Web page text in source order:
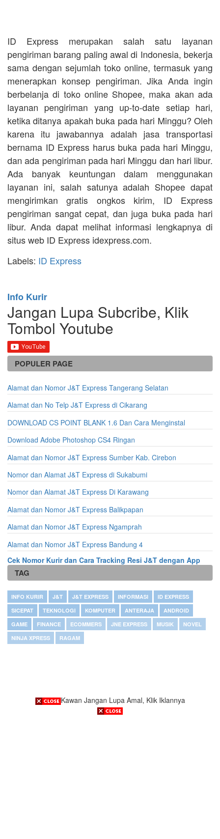
ID Express merupakan salah satu layanan
pengiriman barang paling awal di Indonesia, bekerja
sama dengan sejumlah toko online, termasuk yang
menerapkan konsep pengiriman. Jika Anda ingin
berbelanja di toko online Shopee, maka akan ada
layanan pengiriman yang up-to-date setiap hari,
ketika ditanya apakah buka pada hari Minggu? Oleh
karena itu jawabannya adalah jasa transportasi
bernama ID Express harus buka pada hari Minggu,
dan ada pengiriman pada hari Minggu dan hari libur.
Ada banyak keuntungan dalam menggunakan
layanan ini, salah satunya adalah Shopee dapat
mengirimkan gratis ongkos kirim, ID Express
pengiriman sangat cepat, dan juga buka pada hari
libur. Anda dapat melihat informasi lengkapnya di
situs web ID Express idexpress.com.
Labels: ID Express
Info Kurir
Jangan Lupa Subcribe, Klik
Tombol Youtube
POPULER PAGE
Alamat dan Nomor J&T Express Tangerang Selatan
Alamat dan No Telp J&T Express di Cikarang
DOWNLOAD CS POINT BLANK 1.6 Dan Cara Menginstal
Download Adobe Photoshop CS4 Ringan
Alamat dan Nomor J&T Express Sumber Kab. Cirebon
Nomor dan Alamat J&T Express di Sukabumi
Nomor dan Alamat J&T Express Di Karawang
Alamat dan Nomor J&T Express Balikpapan
Alamat dan Nomor J&T Express Ngamprah
Alamat dan Nomor J&T Express Bandung 4
Cek Nomor Kurir dan Cara Tracking Resi J&T dengan App
TAG
INFO KURIR J&T J&T EXPRESS INFORMASI
ID EXPRESS
SICEPAT
TEKNOLOGI KOMPUTER ANTERAJA
ANDROID
GAME
FINANCE ECOMMERS JNE EXPRESS MUSIK
NOVEL
NINJA XPRESS
RAGAM
Kawan Jangan Lupa Amal, Klik Iklannya